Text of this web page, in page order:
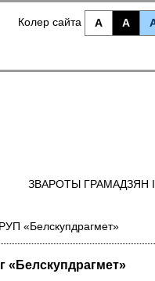
Колер сайта A A
ЗВАРОТЫ
РУП «Белскупдрагмет»
«Белскупдрагмет»